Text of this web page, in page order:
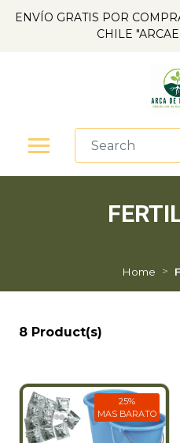
ENVÍO GRATIS POR
CHILE
Home
8 Product(s)
25%
MAS BARATO